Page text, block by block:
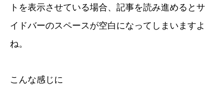
トを表示させている場合、記事を読み進めるとサ
イドバーのスペースが空白になってしまいますよ
ね。
こんな感じに